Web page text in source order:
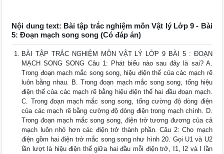
Nội dung text: Bài tập trắc nghiệm môn Vật lý Lớp 9 - Bài
5: Đoạn mạch song song (Có đáp án)
BÀI TẬP TRẮC NGHIỆM MÔN VẬT LÝ LỚP 9 BÀI 5 : ĐOẠN
MẠCH SONG SONG Câu 1: Phát biểu nào sau đây là sai? A.
Trong đoạn mạch mắc song song, hiệu điện thế của các mạch rẽ
luôn bằng nhau. B. Trong đoạn mạch mắc song song, tổng hiệu
điện thế của các mạch rẽ bằng hiệu điện thế hai đầu đoạn mạch.
C. Trong đoạn mạch mắc song song, tổng cường độ dòng điện
của các mạch rẽ bằng cường độ dòng điện trong mạch chính. D.
Trong đoạn mạch mắc song song, điện trở tương đương của cả
mạch luôn nhỏ hơn các điện trở thành phần. Câu 2: Cho mạch
điện gồm hai điện trở mắc song song như hình 20. Gọi U1 và U2
lần lượt là hiệu điện thế giữa hai đầu mỗi điện trở, I1, I2 và I lần